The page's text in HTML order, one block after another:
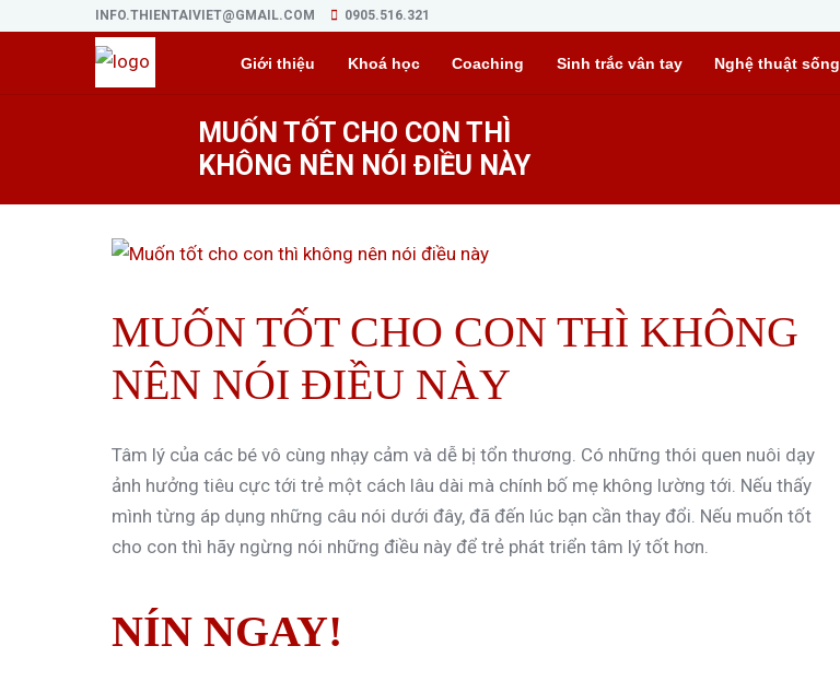
INFO.THIENTAIVIET@GMAIL.COM 0905.516.321
Giới thiệu Khoá học Coaching Sinh trắc vân tay Nghệ thuật sống
MUỐN TỐT CHO CON THÌ
KHÔNG NÊN NÓI ĐIỀU NÀY
MUỐN TỐT CHO CON THÌ KHÔNG
NÊN NÓI ĐIỀU NÀY
Tâm lý của các bé vô cùng nhạy cảm và dễ bị tổn thương. Có những thói quen nuôi dạy
ảnh hưởng tiêu cực tới trẻ một cách lâu dài mà chính bố mẹ không lường tới. Nếu thấy
mình từng áp dụng những câu nói dưới đây, đã đến lúc bạn cần thay đổi. Nếu muốn tốt
cho con thì hãy ngừng nói những điều này để trẻ phát triển tâm lý tốt hơn.
NÍN NGAY!